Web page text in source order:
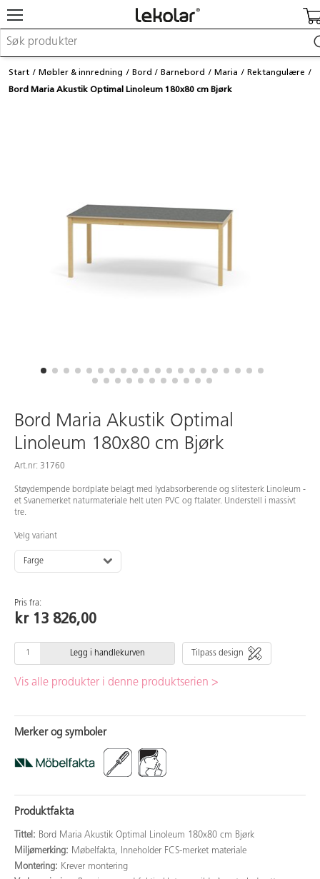
Møbler & innredning
Lekeplassutstyr & utemiljø
Kampanjer/kataloger
Start Møbler & innredning Bord Barnebord Maria
Rektangulære
Bord Maria Akustik Optimal Linoleum 180x80 cm Bjørk
Bord Maria Akustik Optimal
Linoleum 180x80 cm Bjørk
Art.nr: 31760
Støydempende bordplate belagt med lydabsorberende og slitesterk Linoleum -
et Svanemerket naturmateriale helt uten PVC og ftalater. Understell i massivt
tre.
Velg variant
Farge
Pris fra:
kr 13 826,00
Legg i handlekurven Tilpass design
Vis alle produkter i denne produktserien >
Merker og symboler
Produktfakta
Tittel: Bord Maria Akustik Optimal Linoleum 180x80 cm Bjørk
Miljømerking: Møbelfakta, Inneholder FCS-merket materiale
Montering: Krever montering